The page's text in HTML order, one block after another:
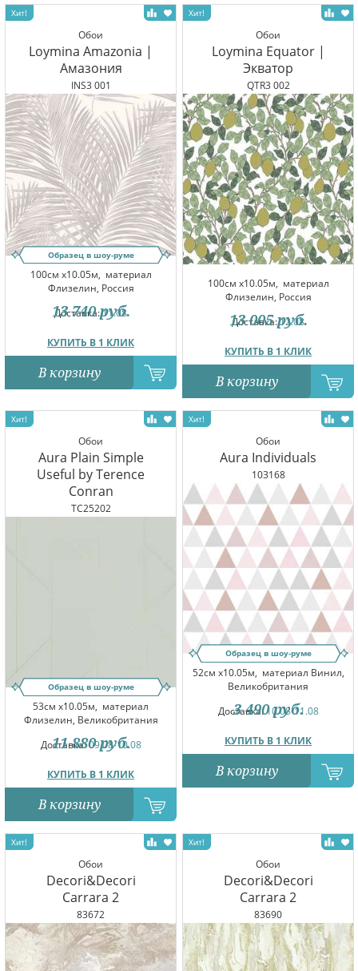
Обои
Loymina Amazonia |
Амазония
INS3 001
Образец в шоу-руме
100см x10.05м, материал
Флизелин, Россия
Доставка:11.08
КУПИТЬ В 1 КЛИК
13 740 руб.
В корзину
Обои
Loymina Equator |
Экватор
QTR3 002
100см x10.05м, материал
Флизелин, Россия
Доставка:12.08
КУПИТЬ В 1 КЛИК
13 005 руб.
В корзину
Обои
Aura Plain Simple
Useful by Terence
Conran
TC25202
Образец в шоу-руме
53см x10.05м, материал
Флизелин, Великобритания
Доставка:09.08-10.08
КУПИТЬ В 1 КЛИК
11 880 руб.
В корзину
Обои
Aura Individuals
103168
Образец в шоу-руме
52см x10.05м, материал Винил,
Великобритания
Доставка:10.08-11.08
КУПИТЬ В 1 КЛИК
3 490 руб.
В корзину
Обои
Decori&Decori
Carrara 2
83672
Обои
Decori&Decori
Carrara 2
83690